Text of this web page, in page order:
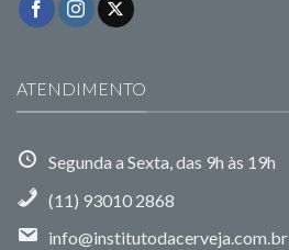
ATENDIMENTO
Segunda a Sexta, das 9h às 19h
(11) 93010 2868
info@institutodacerveja.com.br